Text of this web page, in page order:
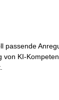
passende
KI-